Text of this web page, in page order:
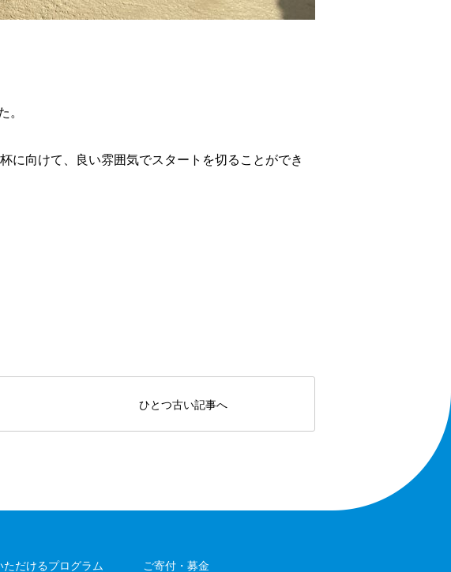
。
に向けて、良い雰囲気でスタートを切ることができ
ひとつ古い記事へ
ただけるプログラム ご寄付・募金